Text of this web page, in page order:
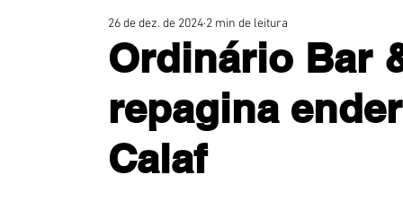
Ordinário Bar
repagina
Calaf
26 de dez. de 2024 2 min de leitura